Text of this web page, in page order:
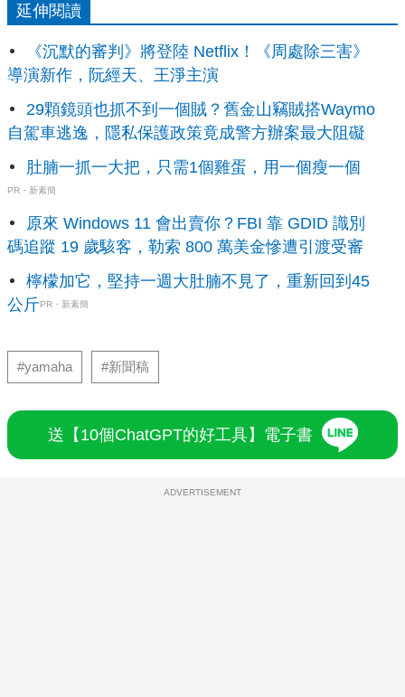
延伸閱讀
《沉默的審判》將登陸 Netflix！《周處除三害》
導演新作，阮經天、王淨主演
29顆鏡頭也抓不到一個賊？舊金山竊賊搭Waymo
自駕車逃逸，隱私保護政策竟成警方辦案最大阻礙
肚腩一抓一大把，只需1個雞蛋，用一個瘦一個
PR・新素簡
原來 Windows 11 會出賣你？FBI 靠 GDID 識別
碼追蹤 19 歲駭客，勒索 800 萬美金慘遭引渡受審
檸檬加它，堅持一週大肚腩不見了，重新回到45
公斤PR・新素簡
#yamaha #新聞稿
送【10個ChatGPT的好工具】電子書
ADVERTISEMENT